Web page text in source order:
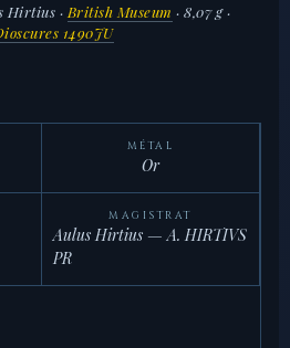
Hirtius · British Museum · 8,07 g ·
1490JU
MÉTAL
Or
MAGISTRAT
Aulus Hirtius — A. HIRTIVS
PR